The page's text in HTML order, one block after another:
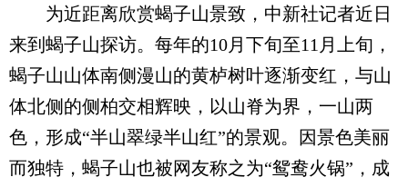
为近距离欣赏蝎子山景致，中新社记者近日
来到蝎子山探访。每年的10月下旬至11月上旬，
蝎子山山体南侧漫山的黄栌树叶逐渐变红，与山
体北侧的侧柏交相辉映，以山脊为界，一山两
色，形成“半山翠绿半山红”的景观。因景色美丽
而独特，蝎子山也被网友称之为“鸳鸯火锅”，成